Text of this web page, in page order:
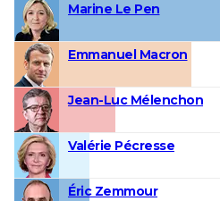
Marine Le Pen
Emmanuel Macron
Jean-Luc Mélenchon
Valérie Pécresse
Éric Zemmour